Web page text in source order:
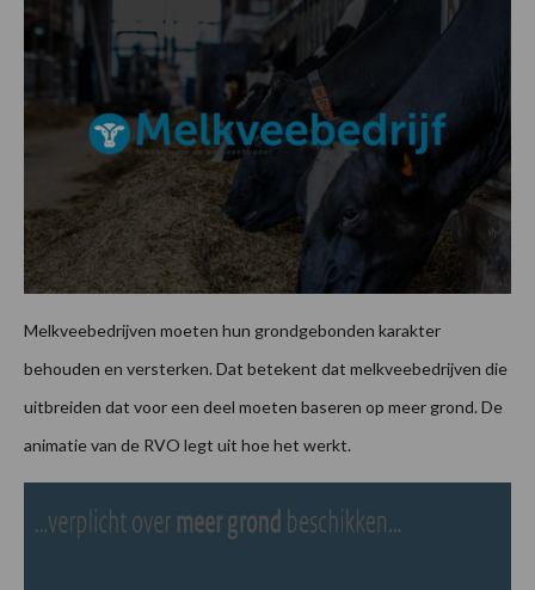
Melkveebedrijven moeten hun grondgebonden karakter
behouden en versterken. Dat betekent dat melkveebedrijven die
uitbreiden dat voor een deel moeten baseren op meer grond. De
animatie van de RVO legt uit hoe het werkt.